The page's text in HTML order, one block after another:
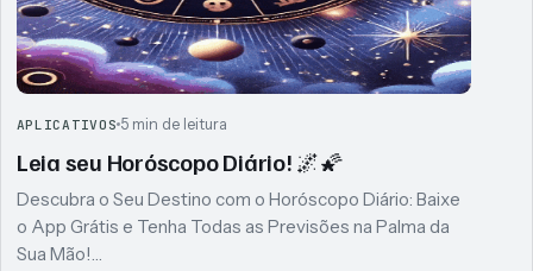
APLICATIVOS 5 min de leitura
Leia seu Horóscopo Diário! 🌌🌠
Descubra o Seu Destino com o Horóscopo Diário: Baixe
o App Grátis e Tenha Todas as Previsões na Palma da
Sua Mão!…